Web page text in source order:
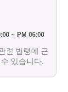
~ PM 06:00
련 법령에 근
있습니다.